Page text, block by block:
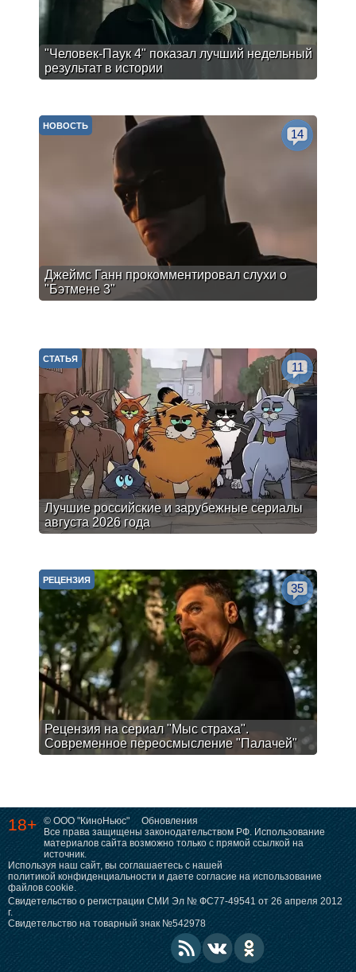
"Человек-Паук 4" показал лучший недельный
результат в истории
Джеймс Ганн прокомментировал слухи о
"Бэтмене 3"
НОВОСТЬ
14
Лучшие российские и зарубежные сериалы
августа 2026 года
СТАТЬЯ
11
Рецензия на сериал "Мыс страха".
Современное переосмысление "Палачей"
РЕЦЕНЗИЯ
35
18+ © ООО "КиноНьюс"
Обновления
Все права защищены законодательством РФ. Использование
материалов сайта возможно только с прямой ссылкой на
источник.
Используя наш сайт, вы соглашаетесь с нашей
политикой конфиденциальности и даете согласие на использование
файлов cookie.
Свидетельство о регистрации СМИ Эл № ФС77-49541 от 26 апреля 2012
г.
Свидетельство на товарный знак №542978